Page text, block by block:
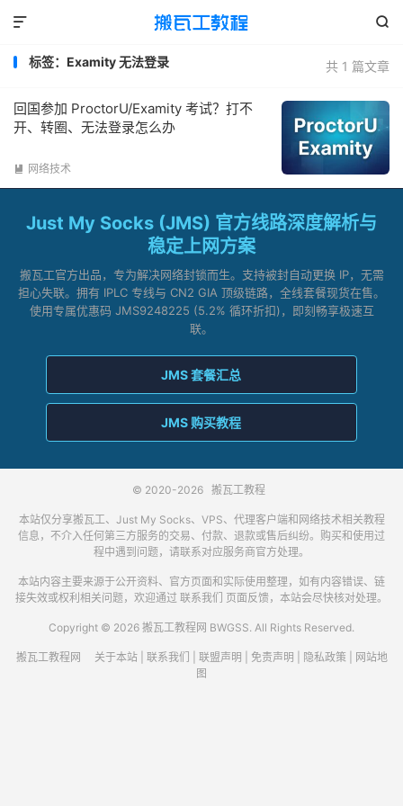


共 1 篇文章
标签：Examity 无法登录
回国参加 ProctorU/Examity 考试？打不
开、转圈、无法登录怎么办
 网络技术
Just My Socks (JMS) 官方线路深度解析与
稳定上网方案
搬瓦工官方出品，专为解决网络封锁而生。支持被封自动更换 IP，无需
担心失联。拥有 IPLC 专线与 CN2 GIA 顶级链路，全线套餐现货在售。
使用专属优惠码 JMS9248225 (5.2% 循环折扣)，即刻畅享极速互
联。
JMS 套餐汇总
JMS 购买教程
© 2020-2026 搬瓦工教程
本站仅分享搬瓦工、Just My Socks、VPS、代理客户端和网络技术相关教程
信息，不介入任何第三方服务的交易、付款、退款或售后纠纷。购买和使用过
程中遇到问题，请联系对应服务商官方处理。
本站内容主要来源于公开资料、官方页面和实际使用整理，如有内容错误、链
接失效或权利相关问题，欢迎通过 联系我们 页面反馈，本站会尽快核对处理。
Copyright © 2026 搬瓦工教程网 BWGSS. All Rights Reserved.
搬瓦工教程网 关于本站| 联系我们 联盟声明 免责声明 隐私政策
网站地
图